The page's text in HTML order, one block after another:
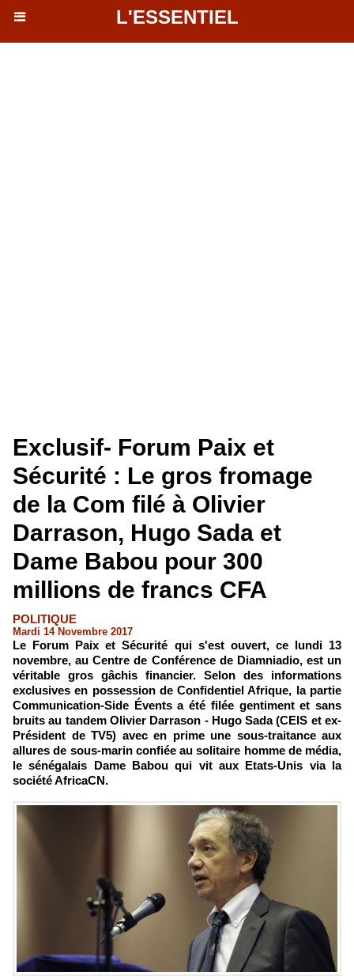
L'ESSENTIEL
Exclusif- Forum Paix et
Sécurité : Le gros fromage
de la Com filé à Olivier
Darrason, Hugo Sada et
Dame Babou pour 300
millions de francs CFA
POLITIQUE
Mardi 14 Novembre 2017
Le Forum Paix et Sécurité qui s'est ouvert, ce lundi 13
novembre, au Centre de Conférence de Diamniadio, est un
véritable gros gâchis financier. Selon des informations
exclusives en possession de Confidentiel Afrique, la partie
Communication-Side Évents a été filée gentiment et sans
bruits au tandem Olivier Darrason - Hugo Sada (CEIS et ex-
Président de TV5) avec en prime une sous-traitance aux
allures de sous-marin confiée au solitaire homme de média,
le sénégalais Dame Babou qui vit aux Etats-Unis via la
société AfricaCN.